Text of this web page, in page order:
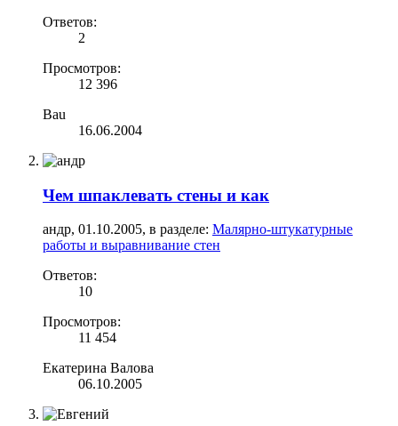
Ответов:
2
Просмотров:
12 396
Bau
16.06.2004
Чем шпаклевать стены и как
андр, 01.10.2005, в разделе: Малярно-штукатурные
работы и выравнивание стен
Ответов:
10
Просмотров:
11 454
Екатерина Валова
06.10.2005